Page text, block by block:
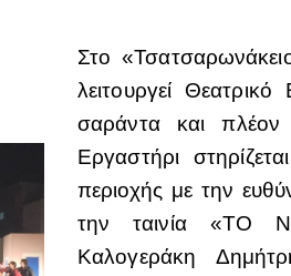
Στο
λειτουργεί
σαράντα και πλέον
Εργαστήρι
περιοχής με την
την ταινία «ΤΟ
Καλογεράκη